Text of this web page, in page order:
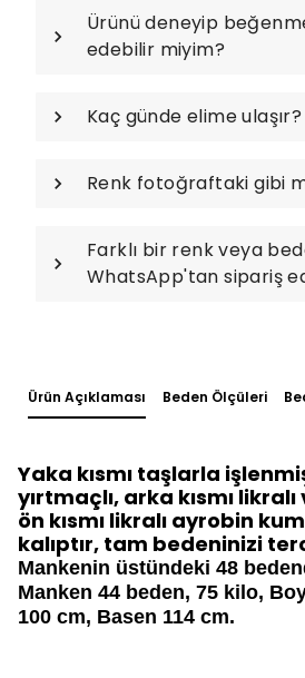
Ürünü deneyip
edebilir miyim?
Kaç günde elime ulaşır?
Renk fotoğraftaki gibi
Farklı bir renk veya
WhatsApp'tan sipariş
Ürün Açıklaması Beden Ölçüleri
Yaka kısmı taşlarla
yırtmaçlı, arka kısmı
ön kısmı likralı ayrobin
kalıptır, tam bedeninizi
Mankenin üstündeki 48
Manken 44 beden, 75 kilo,
100 cm, Basen 114 cm.